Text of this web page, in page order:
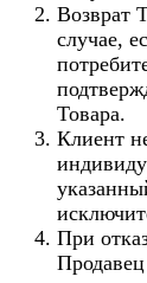
Возврат
случае,
Товара.
Клиент
При